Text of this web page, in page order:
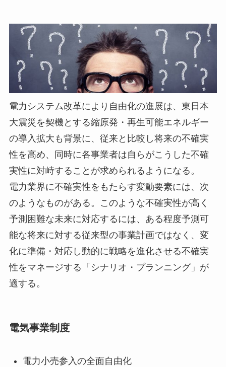
電力システム改革により自由化の進展は、東日本
大震災を契機とする縮原発・再生可能エネルギー
の導入拡大も背景に、従来と比較し将来の不確実
性を高め、同時に各事業者は自らがこうした不確
実性に対峙することが求められるようになる。
電力業界に不確実性をもたらす変動要素には、次
のようなものがある。このような不確実性が高く
予測困難な未来に対応するには、ある程度予測可
能な将来に対する従来型の事業計画ではなく、変
化に準備・対応し動的に戦略を進化させる不確実
性をマネージする「シナリオ・プランニング」が
適する。
電気事業制度
電力小売参入の全面自由化